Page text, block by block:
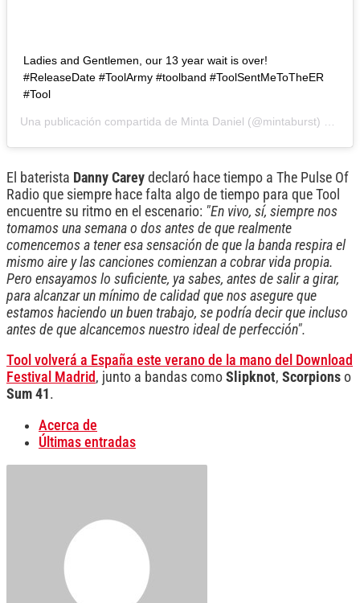
Ladies and Gentlemen, our 13 year wait is over!
#ReleaseDate #ToolArmy #toolband #ToolSentMeToTheER
#Tool
Una publicación compartida de Minta Daniel (@mintaburst) el
El baterista Danny Carey declaró hace tiempo a The Pulse Of
Radio que siempre hace falta algo de tiempo para que Tool
encuentre su ritmo en el escenario: "En vivo, sí, siempre nos
tomamos una semana o dos antes de que realmente
comencemos a tener esa sensación de que la banda respira el
mismo aire y las canciones comienzan a cobrar vida propia.
Pero ensayamos lo suficiente, ya sabes, antes de salir a girar,
para alcanzar un mínimo de calidad que nos asegure que
estamos haciendo un buen trabajo, se podría decir que incluso
antes de que alcancemos nuestro ideal de perfección".
Tool volverá a España este verano de la mano del Download
Festival Madrid , junto a bandas como Slipknot, Scorpions o
Sum 41 .
Acerca de
Últimas entradas